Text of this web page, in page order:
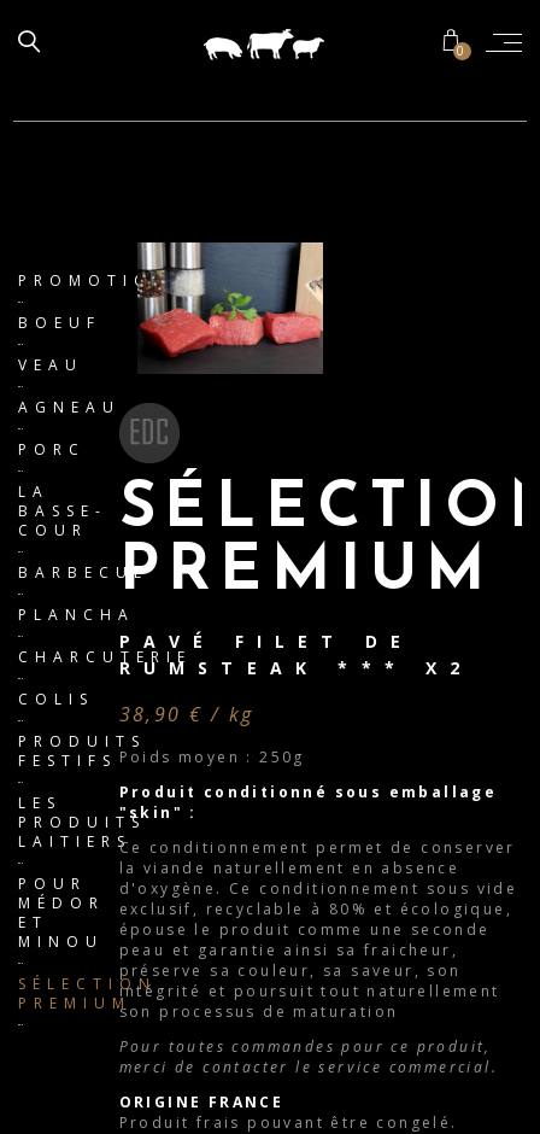
0
PREMIUM
PAVÉ FILET DE
RUMSTEAK *** X2
38,90 € / kg
Poids moyen : 250g
Produit conditionné sous emballage
"skin" :
Ce conditionnement permet de conserver
la viande naturellement en absence
d'oxygène. Ce conditionnement sous vide
exclusif, recyclable à 80% et écologique,
épouse le produit comme une seconde
peau et garantie ainsi sa fraicheur,
préserve sa couleur, sa saveur, son
intégrité et poursuit tout naturellement
son processus de maturation
Pour toutes commandes pour ce produit,
merci de contacter le service commercial.
ORIGINE FRANCE
Produit frais pouvant être congelé.
PROMOTIONS
BOEUF
VEAU
AGNEAU
PORC
LA
BASSE-
COUR
BARBECUE
PLANCHA
CHARCUTERIE
COLIS
PRODUITS
FESTIFS
LES
PRODUITS
LAITIERS
POUR
MÉDOR
ET
MINOU
SÉLECTION
PREMIUM